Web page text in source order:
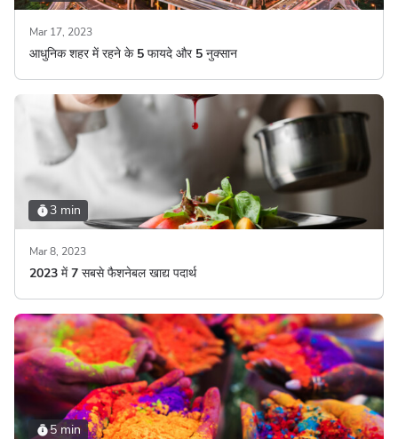
Mar 17, 2023
आधुनिक शहर में रहने के 5 फायदे और 5 नुक्सान
3 min
Mar 8, 2023
2023 में 7 सबसे फैशनेबल खाद्य पदार्थ
5 min